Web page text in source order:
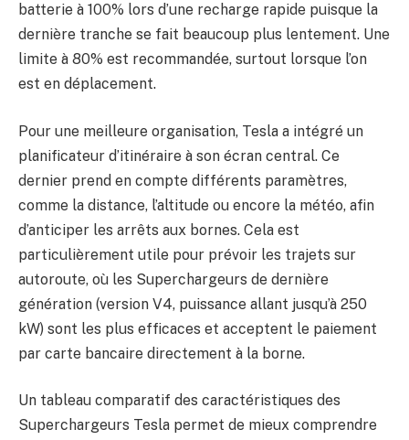
batterie à 100% lors d’une recharge rapide puisque la
dernière tranche se fait beaucoup plus lentement. Une
limite à 80% est recommandée, surtout lorsque l’on
est en déplacement.
Pour une meilleure organisation, Tesla a intégré un
planificateur d’itinéraire à son écran central. Ce
dernier prend en compte différents paramètres,
comme la distance, l’altitude ou encore la météo, afin
d’anticiper les arrêts aux bornes. Cela est
particulièrement utile pour prévoir les trajets sur
autoroute, où les Superchargeurs de dernière
génération (version V4, puissance allant jusqu’à 250
kW) sont les plus efficaces et acceptent le paiement
par carte bancaire directement à la borne.
Un tableau comparatif des caractéristiques des
Superchargeurs Tesla permet de mieux comprendre